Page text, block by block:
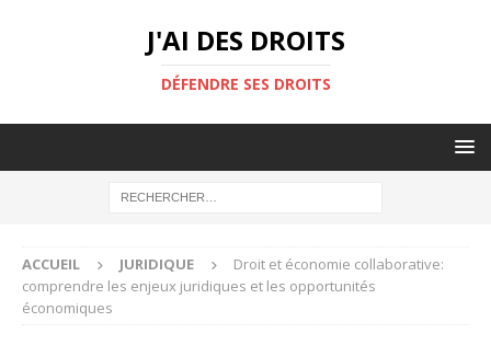
J'AI DES DROITS
DÉFENDRE SES DROITS
ACCUEIL JURIDIQUE
Droit et économie collaborative:
comprendre les enjeux juridiques et les opportunités
économiques